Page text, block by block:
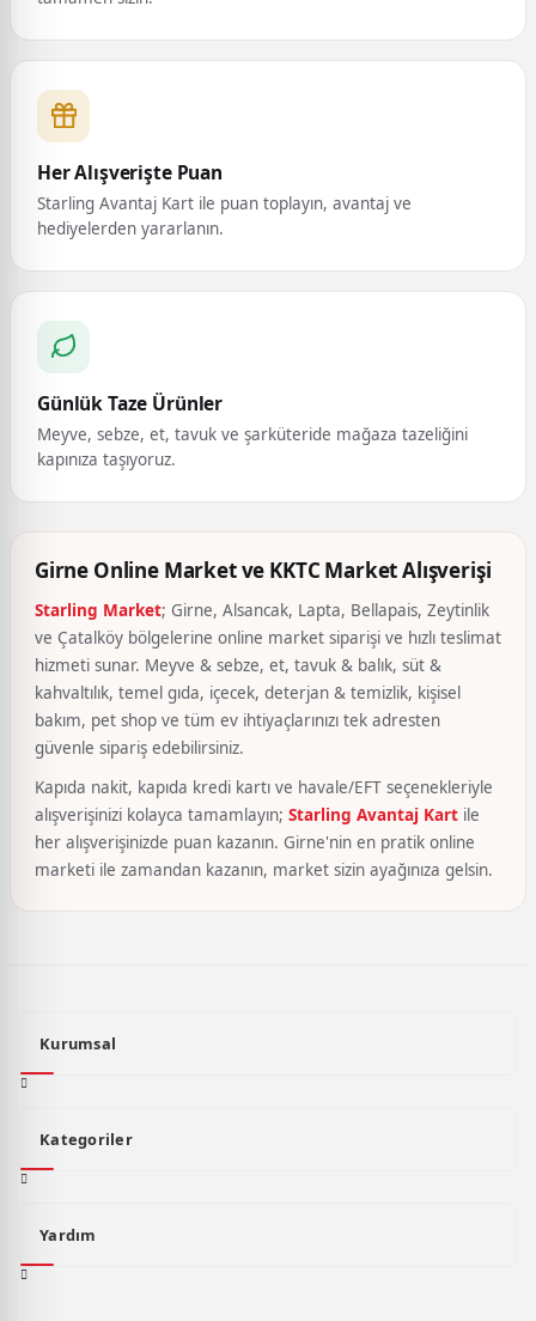
Her Alışverişte Puan
Starling Avantaj Kart ile puan toplayın, avantaj ve
hediyelerden yararlanın.
Günlük Taze Ürünler
Meyve, sebze, et, tavuk ve şarküteride mağaza tazeliğini
kapınıza taşıyoruz.
Girne Online Market ve KKTC Market Alışverişi
Starling Market; Girne, Alsancak, Lapta, Bellapais, Zeytinlik
ve Çatalköy bölgelerine online market siparişi ve hızlı teslimat
hizmeti sunar. Meyve & sebze, et, tavuk & balık, süt &
kahvaltılık, temel gıda, içecek, deterjan & temizlik, kişisel
bakım, pet shop ve tüm ev ihtiyaçlarınızı tek adresten
güvenle sipariş edebilirsiniz.
Kapıda nakit, kapıda kredi kartı ve havale/EFT seçenekleriyle
alışverişinizi kolayca tamamlayın; Starling Avantaj Kart ile
her alışverişinizde puan kazanın. Girne'nin en pratik online
marketi ile zamandan kazanın, market sizin ayağınıza gelsin.
Kurumsal
Kategoriler
Yardım